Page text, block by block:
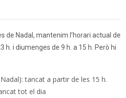
de Nadal, mantenim l’horari actual de
h. i diumenges de 9 h. a 15 h. Però hi
tancat a partir de les 15 h.
tot el dia